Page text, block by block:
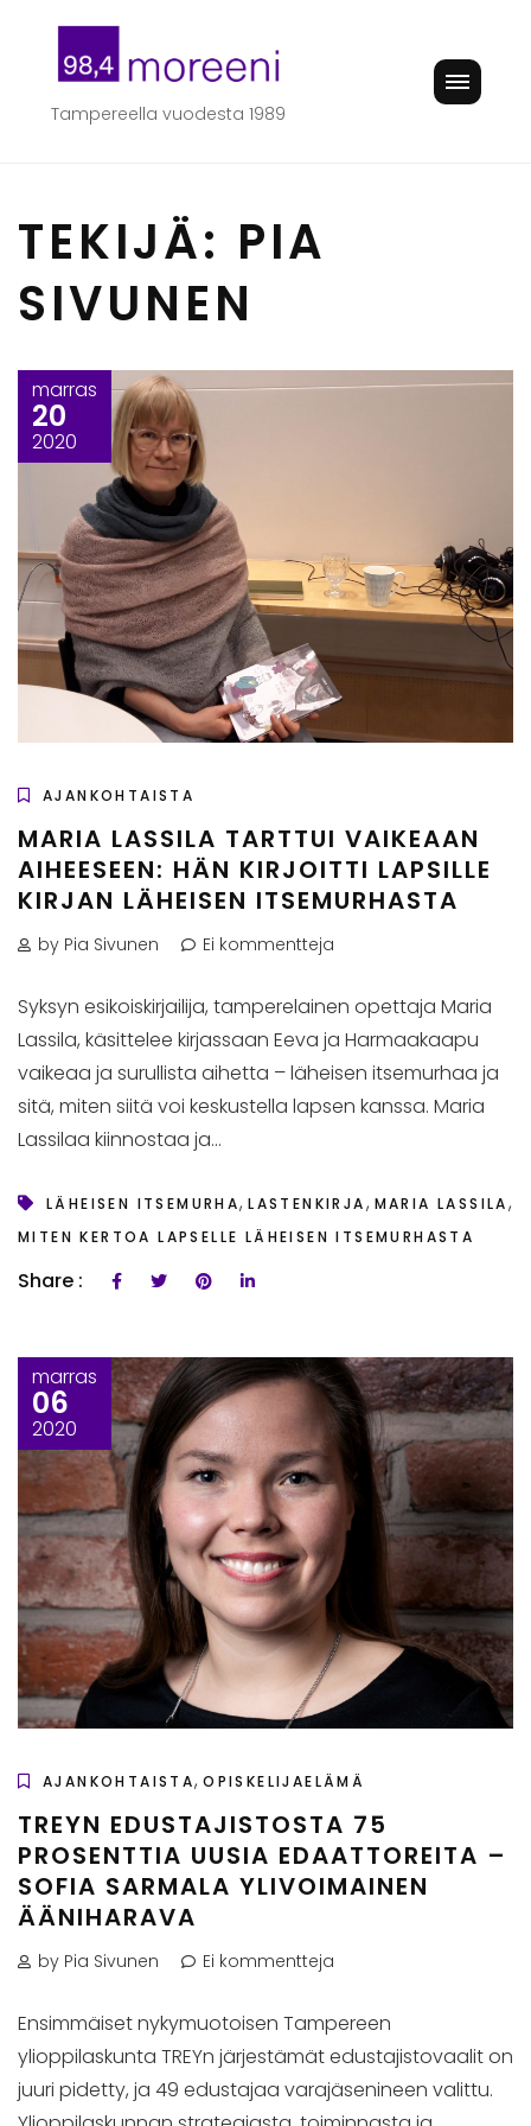
content
Tampereella vuodesta 1989
TEKIJÄ: PIA
SIVUNEN
marras
20
2020
AJANKOHTAISTA
MARIA LASSILA TARTTUI VAIKEAAN
AIHEESEEN: HÄN KIRJOITTI LAPSILLE
KIRJAN LÄHEISEN ITSEMURHASTA
by Pia Sivunen Ei kommentteja
Syksyn esikoiskirjailija, tamperelainen opettaja Maria
Lassila, käsittelee kirjassaan Eeva ja Harmaakaapu
vaikeaa ja surullista aihetta – läheisen itsemurhaa ja
sitä, miten siitä voi keskustella lapsen kanssa. Maria
Lassilaa kiinnostaa ja...
LÄHEISEN ITSEMURHA,LASTENKIRJA, MARIA LASSILA,
MITEN KERTOA LAPSELLE LÄHEISEN ITSEMURHASTA
Share :
marras
06
2020
AJANKOHTAISTA,OPISKELIJAELÄMÄ
TREYN EDUSTAJISTOSTA 75
PROSENTTIA UUSIA EDAATTOREITA –
SOFIA SARMALA YLIVOIMAINEN
ÄÄNIHARAVA
by Pia Sivunen Ei kommentteja
Ensimmäiset nykymuotoisen Tampereen
ylioppilaskunta TREYn järjestämät edustajistovaalit on
juuri pidetty, ja 49 edustajaa varajäsenineen valittu.